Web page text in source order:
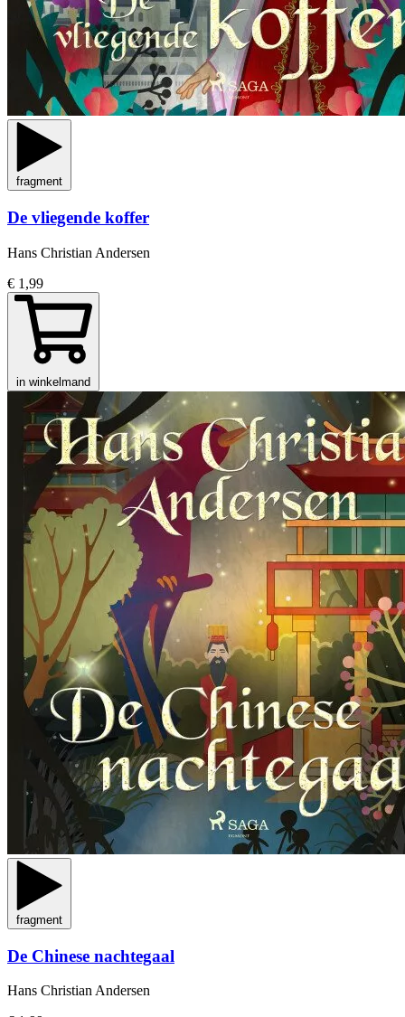
fragment
De vliegende koffer
Hans Christian Andersen
€ 1,99
in winkelmand
fragment
De Chinese nachtegaal
Hans Christian Andersen